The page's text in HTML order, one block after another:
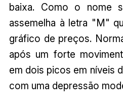
baixa. Como o nome
assemelha à letra "M"
gráfico de preços.
após um forte
em dois picos em níveis
com uma depressão